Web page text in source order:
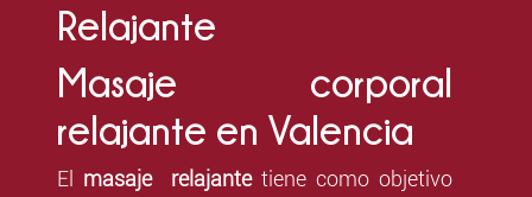
Relajante
Masaje corporal
relajante en Valencia
El masaje relajante tiene como objetivo